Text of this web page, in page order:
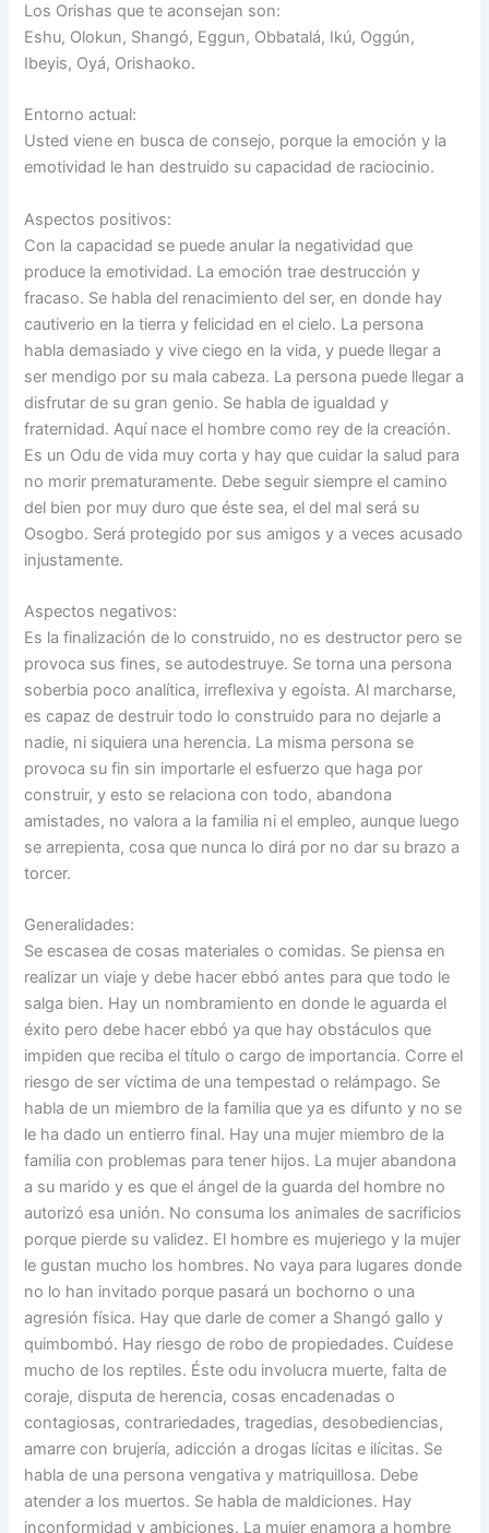
Los Orishas que te aconsejan son:
Eshu, Olokun, Shangó, Eggun, Obbatalá, Ikú, Oggún,
Ibeyis, Oyá, Orishaoko.
Entorno actual:
Usted viene en busca de consejo, porque la emoción y la
emotividad le han destruido su capacidad de raciocinio.
Aspectos positivos:
Con la capacidad se puede anular la negatividad que
produce la emotividad. La emoción trae destrucción y
fracaso. Se habla del renacimiento del ser, en donde hay
cautiverio en la tierra y felicidad en el cielo. La persona
habla demasiado y vive ciego en la vida, y puede llegar a
ser mendigo por su mala cabeza. La persona puede llegar a
disfrutar de su gran genio. Se habla de igualdad y
fraternidad. Aquí nace el hombre como rey de la creación.
Es un Odu de vida muy corta y hay que cuidar la salud para
no morir prematuramente. Debe seguir siempre el camino
del bien por muy duro que éste sea, el del mal será su
Osogbo. Será protegido por sus amigos y a veces acusado
injustamente.
Aspectos negativos:
Es la finalización de lo construido, no es destructor pero se
provoca sus fines, se autodestruye. Se torna una persona
soberbia poco analítica, irreflexiva y egoísta. Al marcharse,
es capaz de destruir todo lo construido para no dejarle a
nadie, ni siquiera una herencia. La misma persona se
provoca su fin sin importarle el esfuerzo que haga por
construir, y esto se relaciona con todo, abandona
amistades, no valora a la familia ni el empleo, aunque luego
se arrepienta, cosa que nunca lo dirá por no dar su brazo a
torcer.
Generalidades:
Se escasea de cosas materiales o comidas. Se piensa en
realizar un viaje y debe hacer ebbó antes para que todo le
salga bien. Hay un nombramiento en donde le aguarda el
éxito pero debe hacer ebbó ya que hay obstáculos que
impiden que reciba el título o cargo de importancia. Corre el
riesgo de ser víctima de una tempestad o relámpago. Se
habla de un miembro de la familia que ya es difunto y no se
le ha dado un entierro final. Hay una mujer miembro de la
familia con problemas para tener hijos. La mujer abandona
a su marido y es que el ángel de la guarda del hombre no
autorizó esa unión. No consuma los animales de sacrificios
porque pierde su validez. El hombre es mujeriego y la mujer
le gustan mucho los hombres. No vaya para lugares donde
no lo han invitado porque pasará un bochorno o una
agresión física. Hay que darle de comer a Shangó gallo y
quimbombó. Hay riesgo de robo de propiedades. Cuídese
mucho de los reptiles. Éste odu involucra muerte, falta de
coraje, disputa de herencia, cosas encadenadas o
contagiosas, contrariedades, tragedias, desobediencias,
amarre con brujería, adicción a drogas lícitas e ilícitas. Se
habla de una persona vengativa y matriquillosa. Debe
atender a los muertos. Se habla de maldiciones. Hay
inconformidad y ambiciones. La mujer enamora a hombre